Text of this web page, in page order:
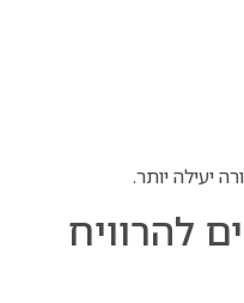
יעילה יותר.
להרוויח